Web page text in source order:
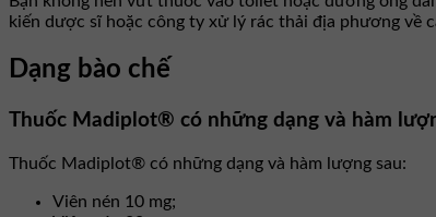
kiến dược sĩ hoặc công ty xử lý rác thải địa phương về
Dạng bào chế
Thuốc Madiplot® có những dạng và hàm
Thuốc Madiplot® có những dạng và hàm lượng sau:
Viên nén 10 mg;